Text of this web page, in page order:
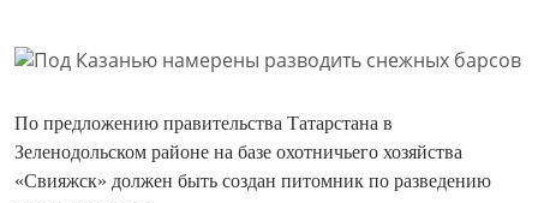
По предложению правительства Татарстана в
Зеленодольском районе на базе охотничьего хозяйства
«Свияжск» должен быть создан питомник по разведению